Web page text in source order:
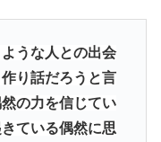
うな人との出会
り話だろうと言
の力を信じてい
ている偶然に思